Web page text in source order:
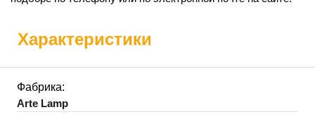
Характеристики
Фабрика:
Arte Lamp